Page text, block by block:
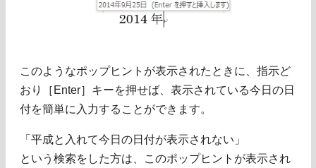
このようなポップヒントが表示されたときに、指示ど
おり［Enter］キーを押せば、表示されている今日の日
付を簡単に入力することができます。
「平成と入れて今日の日付が表示されない」
という検索をした方は、このポップヒントが表示され